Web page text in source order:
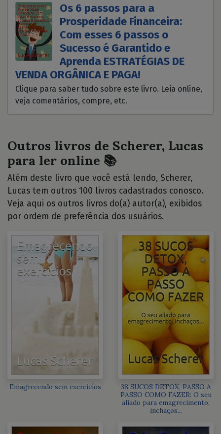
Os 6 passos para a
Prosperidade Financeira:
Com esses 6 passos o
Sucesso é Garantido e
Aprenda ESTRATÉGIAS DE
VENDA ORGÂNICA E PAGA!
Clique para saber tudo sobre este livro. Leia online,
veja comentários, compre, etc.
Outros livros de Scherer, Lucas
para ler online 📚
Além deste livro que você está lendo, Scherer,
Lucas tem outros 100 livros cadastrados conosco.
Veja aqui os outros livros do(a) autor(a), exibidos
por ordem de preferência dos usuários.
Emagrecendo sem exercicios
38 SUCOS DETOX, PASSO A
PASSO COMO FAZER: O seu
aliado para emagrecimento,
inchaços...